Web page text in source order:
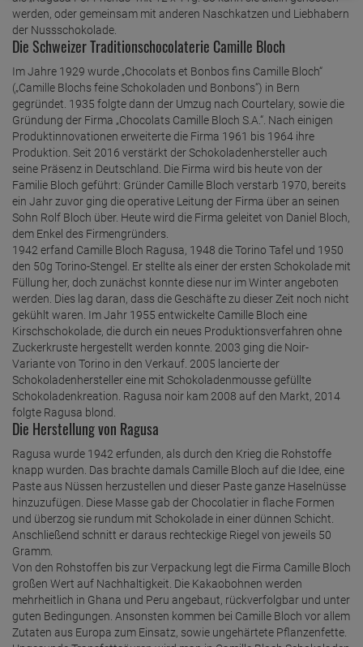
werden, oder gemeinsam mit anderen Naschkatzen und Liebhabern
der Nussschokolade.
Die Schweizer Traditionschocolaterie Camille Bloch
Im Jahre 1929 wurde „Chocolats et Bonbos fins Camille Bloch“
(„Camille Blochs feine Schokoladen und Bonbons“) in Bern
gegründet. 1935 folgte dann der Umzug nach Courtelary, sowie die
Gründung der Firma „Chocolats Camille Bloch S.A.“. Nach einigen
Produktinnovationen erweiterte die Firma 1961 bis 1964 ihre
Produktion. Seit 2016 verstärkt der Schokoladenhersteller auch
seine Präsenz in Deutschland. Die Firma wird bis heute von der
Familie Bloch geführt: Gründer Camille Bloch verstarb 1970, bereits
ein Jahr zuvor ging die operative Leitung der Firma über an seinen
Sohn Rolf Bloch über. Heute wird die Firma geleitet von Daniel Bloch,
dem Enkel des Firmengründers.
1942 erfand Camille Bloch Ragusa, 1948 die Torino Tafel und 1950
den 50g Torino-Stengel. Er stellte als einer der ersten Schokolade mit
Füllung her, doch zunächst konnte diese nur im Winter angeboten
werden. Dies lag daran, dass die Geschäfte zu dieser Zeit noch nicht
gekühlt waren. Im Jahr 1955 entwickelte Camille Bloch eine
Kirschschokolade, die durch ein neues Produktionsverfahren ohne
Zuckerkruste hergestellt werden konnte. 2003 ging die Noir-
Variante von Torino in den Verkauf. 2005 lancierte der
Schokoladenhersteller eine mit Schokoladenmousse gefüllte
Schokoladenkreation. Ragusa noir kam 2008 auf den Markt, 2014
folgte Ragusa blond.
Die Herstellung von Ragusa
Ragusa wurde 1942 erfunden, als durch den Krieg die Rohstoffe
knapp wurden. Das brachte damals Camille Bloch auf die Idee, eine
Paste aus Nüssen herzustellen und dieser Paste ganze Haselnüsse
hinzuzufügen. Diese Masse gab der Chocolatier in flache Formen
und überzog sie rundum mit Schokolade in einer dünnen Schicht.
Anschließend schnitt er daraus rechteckige Riegel von jeweils 50
Gramm.
Von den Rohstoffen bis zur Verpackung legt die Firma Camille Bloch
großen Wert auf Nachhaltigkeit. Die Kakaobohnen werden
mehrheitlich in Ghana und Peru angebaut, rückverfolgbar und unter
guten Bedingungen. Ansonsten kommen bei Camille Bloch vor allem
Zutaten aus Europa zum Einsatz, sowie ungehärtete Pflanzenfette.